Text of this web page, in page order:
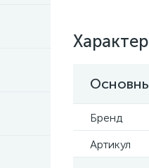
Бренд
Артикул